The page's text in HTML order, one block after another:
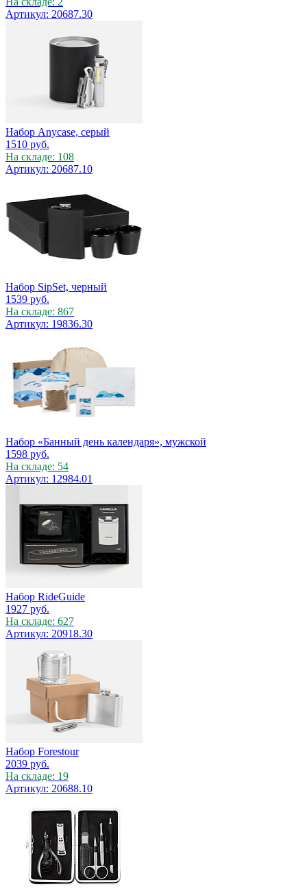
Артикул: 20687.30
Набор Anycase, серый
1510 руб.
На складе: 108
Артикул: 20687.10
Набор SipSet, черный
1539 руб.
На складе: 867
Артикул: 19836.30
Набор «Банный день календаря», мужской
1598 руб.
На складе: 54
Артикул: 12984.01
Набор RideGuide
1927 руб.
На складе: 627
Артикул: 20918.30
Набор Forestour
2039 руб.
На складе: 19
Артикул: 20688.10